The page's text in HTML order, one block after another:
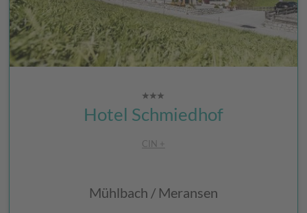
Hotel Schmiedhof
CIN +
Mühlbach / Meransen